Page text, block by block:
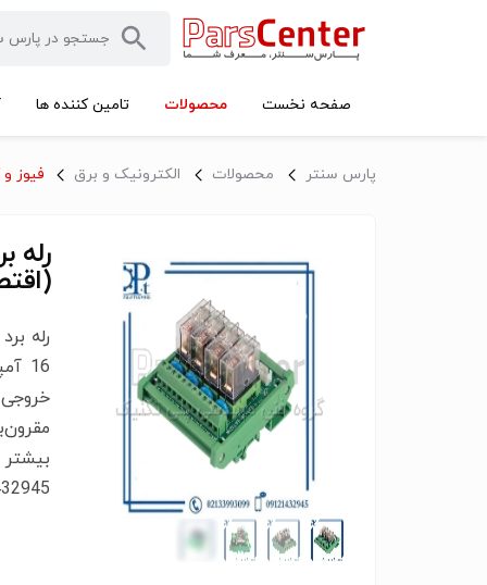
صفحه نخست محصولات تامین کننده ها
پارس سنتر محصولات الکترونیک و برق فیوز و